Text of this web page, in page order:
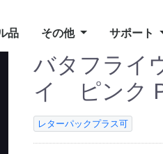
品 その他
パーツ
幾何学おもちゃ
機材レンタル
教則ビデオ
サポート
ポッドポ
ポート
ビジュア
ーサポー
スピンボ
ィーニユ
ト
LT
ロード
ビジュア
バタフライ
イ ピンク
レターパックプラス可